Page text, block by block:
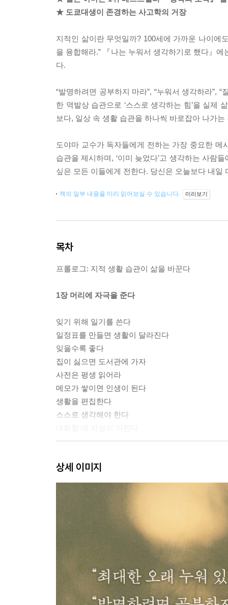
★ 도쿄대생이 존경하는 사고학의 거장
지적인 삶이란 무엇일까? 100세에 가까운 나이에
을 융합해라.” 『나는 누워서 생각하기로 했다』
다.
“발명하려면 공부하지 마라”, “누워서 생각하라”,
한 역발상 습관으로 ‘스스로 생각하는 힘’을 실제
보다, 일상 속 생활 습관을 하나씩 바로잡아 나가
도야마 교수가 독자들에게 전하는 가장 중요한
습관을 제시하며, ‘이미 늦었다’고 생각하는 사람
싶은 모든 이들에게 전한다. 당신은 오늘보다 내
책의 일부 내용을 미리 읽어보실 수 있습니다. 미리보기
목차
프롤로그: 지적 생활 습관이 삶을 바꾼다
1장 머리에 자극을 준다
잊기 위해 일기를 쓴다
일정표를 만들면 생활이 달라진다
잊을수록 좋다
집이 싫으면 도서관에 가자
사전은 평생 읽어라
메모가 쌓이면 인생이 된다
생활을 편집한다
스스로 생각해야 한다
오래 누워 있어라
잘 듣는 사람이 말도 잘한다
밥 먹고는 아무것도 하지 마라
3장 마음을 풍요롭게 한다
상세 이미지